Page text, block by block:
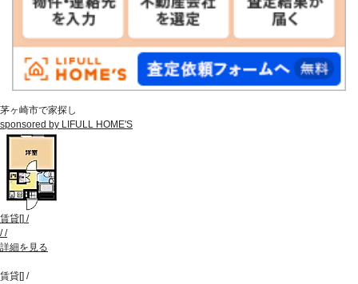
茅ヶ崎市で家探し
sponsored by LIFULL HOME'S
賃貸[] /
//
詳細を見る
賃貸[] /